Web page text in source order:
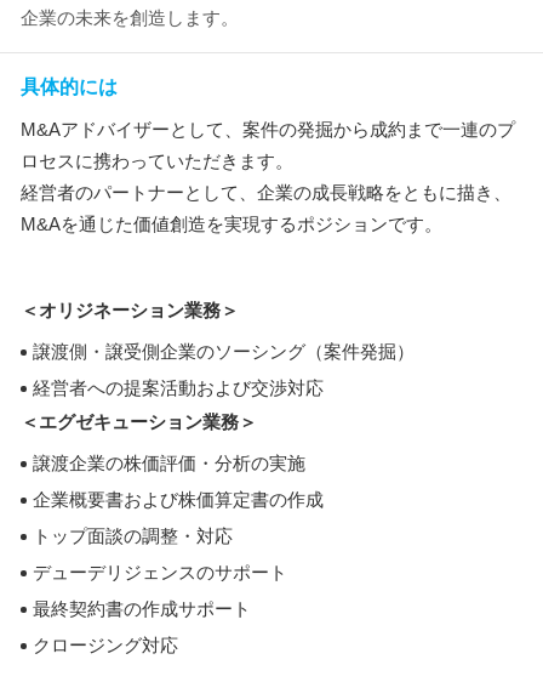
企業の未来を創造します。
具体的には
M&Aアドバイザーとして、案件の発掘から成約まで一連のプ
ロセスに携わっていただきます。
経営者のパートナーとして、企業の成長戦略をともに描き、
M&Aを通じた価値創造を実現するポジションです。
＜オリジネーション業務＞
譲渡側・譲受側企業のソーシング（案件発掘）
経営者への提案活動および交渉対応
＜エグゼキューション業務＞
譲渡企業の株価評価・分析の実施
企業概要書および株価算定書の作成
トップ面談の調整・対応
デューデリジェンスのサポート
最終契約書の作成サポート
クロージング対応